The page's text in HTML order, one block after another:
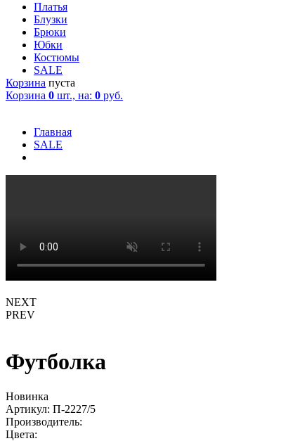
Платья
Блузки
Брюки
Юбки
Костюмы
SALE
Корзина пуста
Корзина 0 шт., на: 0 руб.
Главная
SALE
NEXT
PREV
Футболка
Новинка
Артикул: П-2227/5
Производитель:
Цвета: